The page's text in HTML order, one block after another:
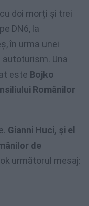
doi morți și trei
DN6, la
în urma unei
Una
este Bojko
Românilor
Gianni Huci, și el
de
următorul mesaj: